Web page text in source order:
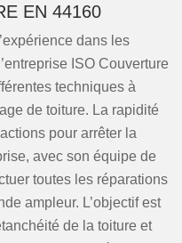
EN 44160
dans les
ISO Couverture
techniques à
de toiture. La rapidité
pour arrêter la
avec son équipe de
toutes les réparations
ampleur. L’objectif est
de la toiture et